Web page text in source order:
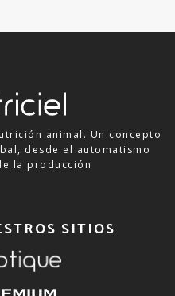
animal. Un concepto
desde el automatismo
la producción
SITIOS